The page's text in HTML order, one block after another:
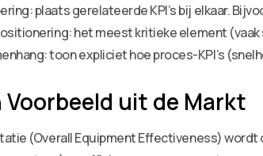
plaats gerelateerde KPI’s bij elkaar.
het meest kritieke element
toon expliciet hoe proces-KPI’s
uit de Markt
(Overall Equipment Effectiveness)